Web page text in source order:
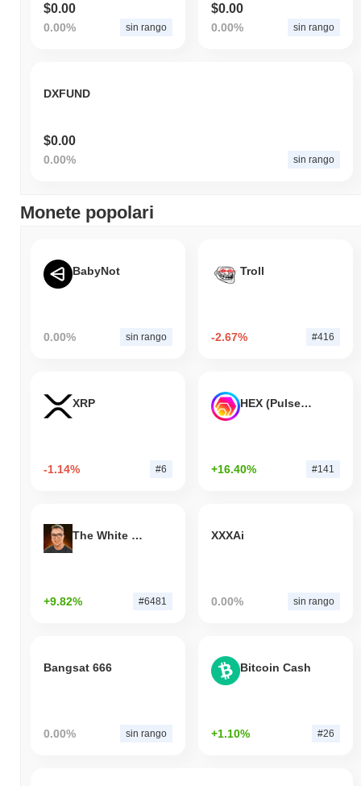
$0.00
0.00% sin rango
$0.00
0.00% sin rango
DXFUND
$0.00
0.00% sin rango
Monete popolari
BabyNot
0.00% sin rango
Troll
-2.67% #416
XRP
-1.14% #6
HEX (Pulsechain)
+16.40% #141
The White Bull
+9.82% #6481
XXXAi
0.00% sin rango
Bangsat 666
0.00% sin rango
Bitcoin Cash
+1.10% #26